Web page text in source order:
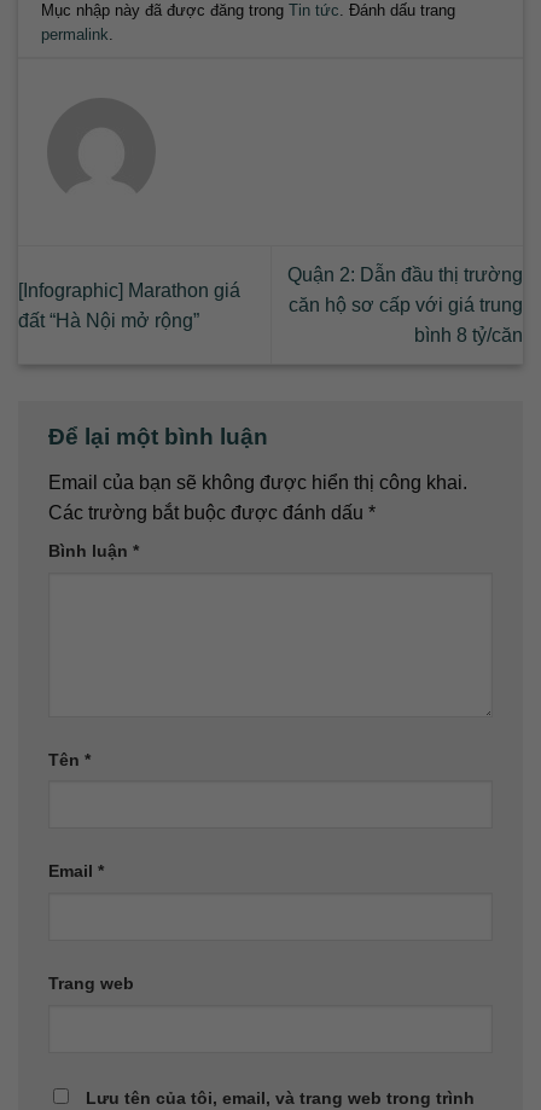
Mục nhập này đã được đăng trongTin tức. Đánh dấu trang
permalink.
[Infographic] Marathon giá
đất “Hà Nội mở rộng”
Quận 2: Dẫn đầu thị trường
căn hộ sơ cấp với giá trung
bình 8 tỷ/căn
Để lại một bình luận
Email của bạn sẽ không được hiển thị công khai.
Các trường bắt buộc được đánh dấu *
Bình luận *
Tên *
Email *
Trang web
Lưu tên của tôi, email, và trang web trong trình